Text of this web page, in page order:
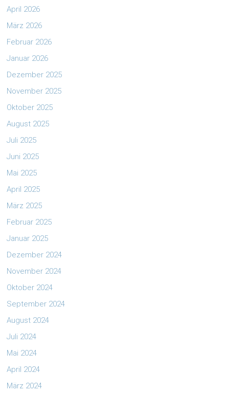
April 2026
März 2026
Februar 2026
Januar 2026
Dezember 2025
November 2025
Oktober 2025
August 2025
Juli 2025
Juni 2025
Mai 2025
April 2025
März 2025
Februar 2025
Januar 2025
Dezember 2024
November 2024
Oktober 2024
September 2024
August 2024
Juli 2024
Mai 2024
April 2024
März 2024